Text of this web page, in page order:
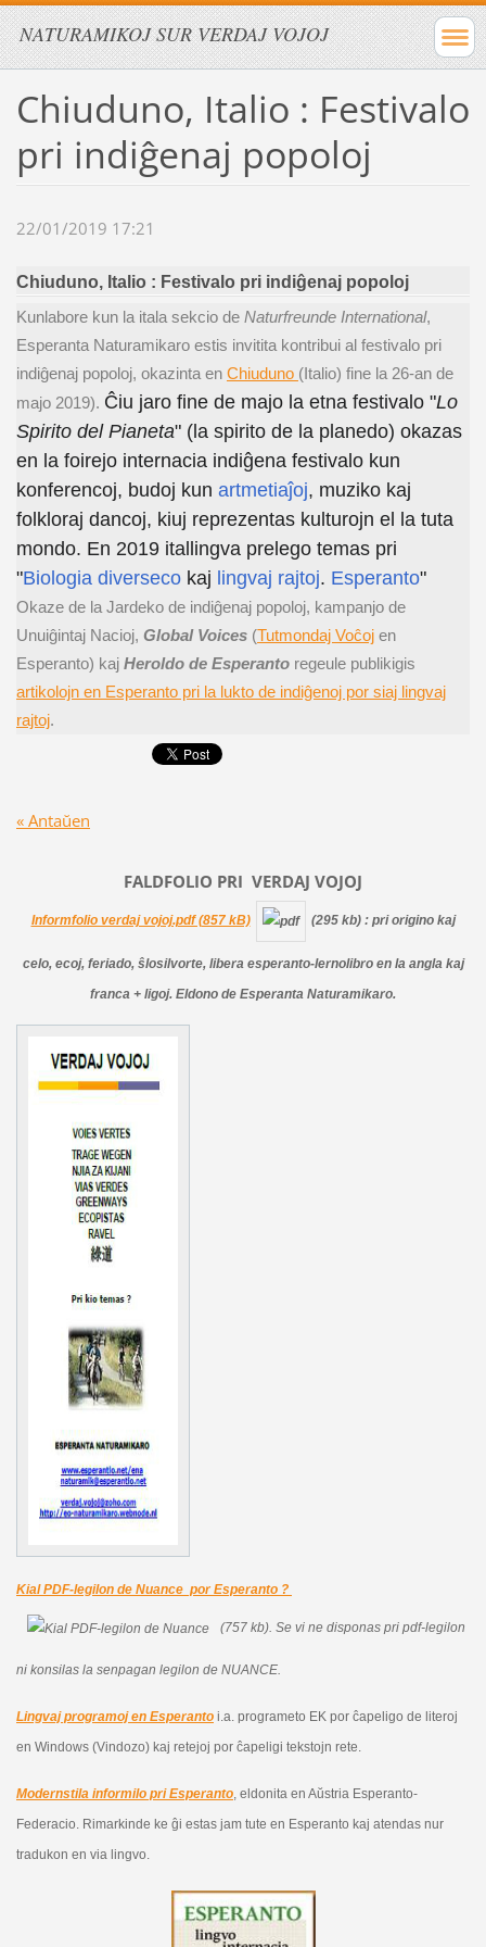
NATURAMIKOJ SUR VERDAJ VOJOJ
Chiuduno, Italio : Festivalo
pri indiĝenaj popoloj
22/01/2019 17:21
Chiuduno, Italio : Festivalo pri indiĝenaj popoloj
Kunlabore kun la itala sekcio de Naturfreunde International,
Esperanta Naturamikaro estis invitita kontribui al festivalo pri
indiĝenaj popoloj, okazinta en Chiuduno (Italio) fine la 26-an de
majo 2019). Ĉiu jaro fine de majo la etna festivalo "Lo
Spirito del Pianeta" (la spirito de la planedo) okazas
en la foirejo internacia indiĝena festivalo kun
konferencoj, budoj kun artmetiaĵoj, muziko kaj
folkloraj dancoj, kiuj reprezentas kulturojn el la tuta
mondo. En 2019 itallingva prelego temas pri
"Biologia diversecokaj lingvaj rajtoj. Esperanto"
Okaze de la Jardeko de indiĝenaj popoloj, kampanjo de
Unuiĝintaj Nacioj, Global Voices(Tutmondaj Voĉojen
Esperanto) kaj Heroldo de Esperantoregeule publikigis
artikolojn en Esperanto pri la lukto de indiĝenoj por siaj lingvaj
rajtoj.
« Antaŭen
FALDFOLIO PRI VERDAJ VOJOJ
Informfolio verdaj vojoj.pdf (857 kB) (295 kb) : pri origino kaj
celo, ecoj, feriado, ŝlosilvorte, libera esperanto-lernolibro en la angla kaj
franca + ligoj. Eldono de Esperanta Naturamikaro.
Kial PDF-legilon de Nuance por Esperanto ?
(757 kb). Se vi ne disponas pri pdf-legilon
ni konsilas la senpagan legilon de NUANCE.
Lingvaj programoj en Esperantoi.a. programeto EK por ĉapeligo de literoj
en Windows (Vindozo) kaj retejoj por ĉapeligi tekstojn rete.
Modernstila informilo pri Esperanto, eldonita en Aŭstria Esperanto-
Federacio. Rimarkinde ke ĝi estas jam tute en Esperanto kaj atendas nur
tradukon en via lingvo.